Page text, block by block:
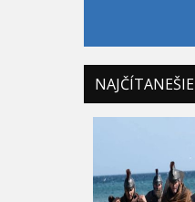
NAJČÍTANEŠIE